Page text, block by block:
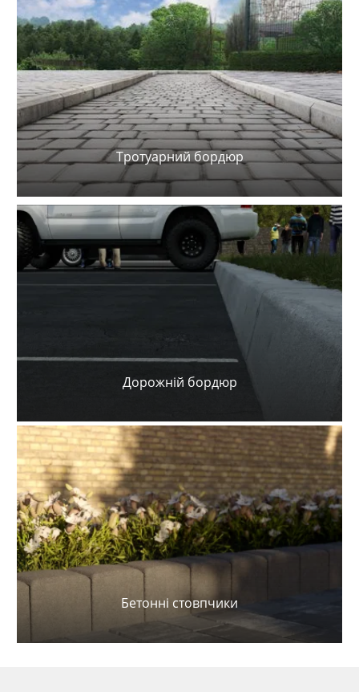
Тротуарний бордюр
Дорожній бордюр
Бетонні стовпчики